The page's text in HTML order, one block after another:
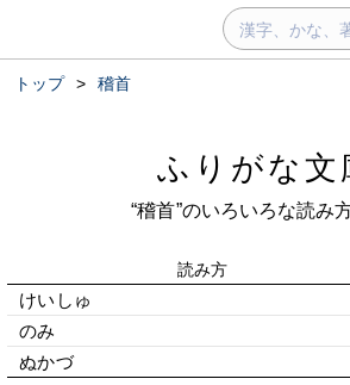
トップ > 稽首
ふりがな文
“稽首”のいろいろな読み
読み方
けいしゅ
のみ
ぬかづ